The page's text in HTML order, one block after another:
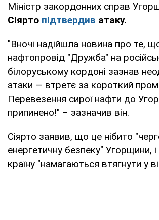
Міністр закордонних справ
Сіярто підтвердив атаку.
"Вночі надійшла новина про те,
нафтопровід "Дружба" на
білоруському кордоні зазнав
атаки — втретє за короткий
Перевезення сирої нафти до
припинено!" – зазначив він.
Сіярто заявив, що це нібито
енергетичну безпеку" Угорщини, і
країну "намагаються втягнути у